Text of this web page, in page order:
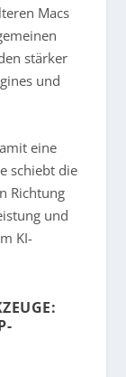
Macs
stärker
und
eine
schiebt die
Richtung
und
KI-